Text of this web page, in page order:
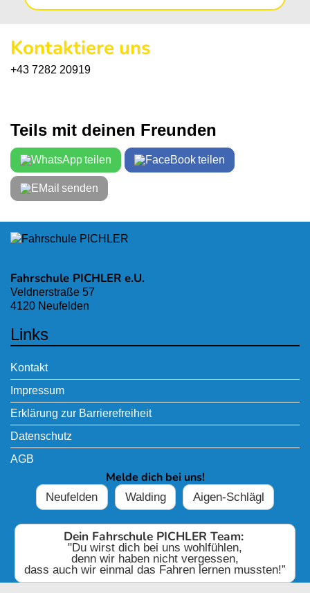
Kontaktiere uns
+43 7282 20919
Teils mit deinen Freunden
teilen teilen
senden
Fahrschule PICHLER e.U.
Veldnerstraße 57
4120 Neufelden
Links
Kontakt
Impressum
Erklärung zur Barrierefreiheit
Datenschutz
AGB
Melde dich bei uns!
Neufelden Walding Aigen-Schlägl
Dein Fahrschule PICHLER Team:
"Du wirst dich bei uns wohlfühlen,
denn wir haben nicht vergessen,
dass auch wir einmal das Fahren lernen mussten!”